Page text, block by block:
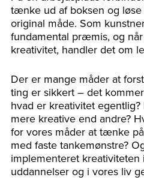
tænke ud af boksen og
original måde. Som
fundamental præmis, og
kreativitet, handler det om
Der er mange måder at
ting er sikkert – det
hvad er kreativitet
mere kreative end andre?
for vores måder at tænke
med faste tankemønstre?
implementeret kreativiteten
uddannelser og i vores liv